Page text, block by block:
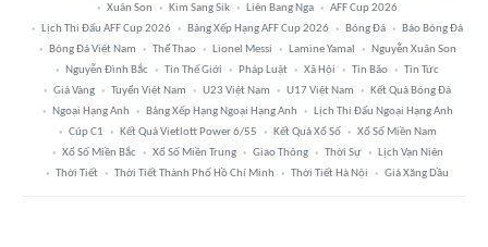
Xuân Son
Kim Sang Sik Liên Bang Nga
AFF Cup 2026
Lịch Thi Đấu AFF Cup 2026
Bảng Xếp Hạng AFF Cup 2026 Bóng Đá
Báo Bóng Đá
Bóng Đá Việt Nam
Thể Thao Lionel Messi Lamine Yamal
Nguyễn Xuân Son
Nguyễn Đình Bắc
Tin Thế Giới Pháp Luật Xã Hội Tin Bão
Tin Tức
Giá Vàng
Tuyển Việt Nam U23 Việt Nam U17 Việt Nam
Kết Quả Bóng Đá
Ngoại Hạng Anh
Bảng Xếp Hạng Ngoại Hạng Anh
Lịch Thi Đấu Ngoại Hạng Anh
Cúp C1
Kết Quả Vietlott Power 6/55 Kết Quả Xổ Số
Xổ Số Miền Nam
Xổ Số Miền Bắc
Xổ Số Miền Trung Giao Thông Thời Sự
Lịch Vạn Niên
Thời Tiết
Thời Tiết Thành Phố Hồ Chí Minh Thời Tiết Hà Nội Giá Xăng Dầu